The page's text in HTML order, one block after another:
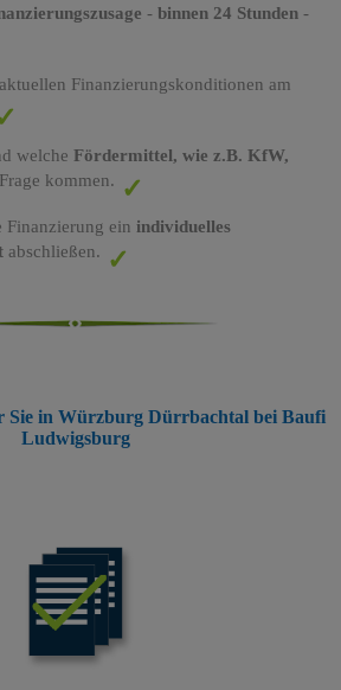
- binnen 24 Stunden-
Finanzierungskonditionen am
welche Fördermittel, wie z.B. KfW,
kommen.
Finanzierung ein individuelles
abschließen.
Sie in Würzburg Dürrbachtal bei Baufi
Ludwigsburg